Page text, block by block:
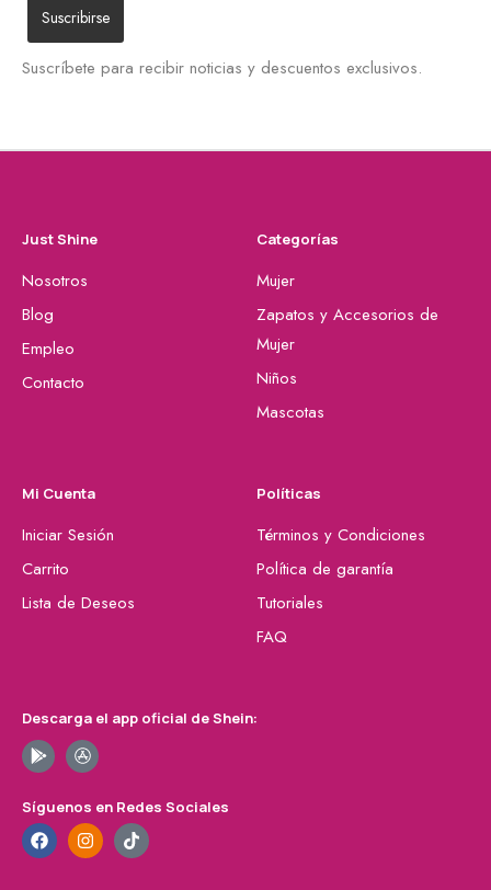
Suscríbete para recibir noticias y descuentos exclusivos.
Just Shine
Nosotros
Blog
Empleo
Contacto
Categorías
Mujer
Zapatos y Accesorios de
Mujer
Niños
Mascotas
Mi Cuenta
Iniciar Sesión
Carrito
Lista de Deseos
Políticas
Términos y Condiciones
Política de garantía
Tutoriales
FAQ
Descarga el app oficial de Shein:
Síguenos en Redes Sociales